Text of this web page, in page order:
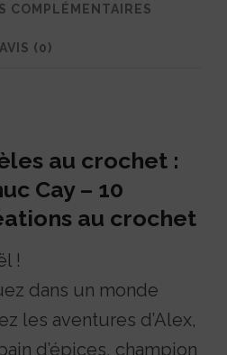
COMPLÉMENTAIRES
AVIS (0)
au crochet :
Cay – 10
au crochet
!
dans un monde
les aventures d’Alex,
d’épices, champion